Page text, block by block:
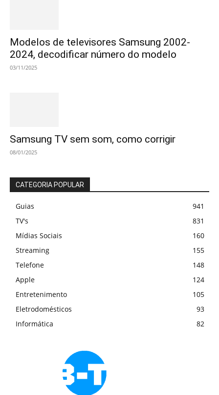
Modelos de televisores Samsung 2002-
2024, decodificar número do modelo
03/11/2025
Samsung TV sem som, como corrigir
08/01/2025
CATEGORIA POPULAR
Guias
941
TV's
831
Mídias Sociais
160
Streaming
155
Telefone
148
Apple
124
Entretenimento
105
Eletrodomésticos
93
Informática
82